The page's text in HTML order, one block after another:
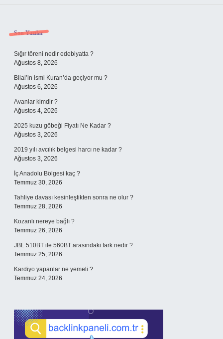
Sidebar
Son Yazılar
Sığır töreni nedir edebiyatta ?
Ağustos 8, 2026
Bilal’in ismi Kuran’da geçiyor mu ?
Ağustos 6, 2026
Avanlar kimdir ?
Ağustos 4, 2026
2025 kuzu göbeği Fiyatı Ne Kadar ?
Ağustos 3, 2026
2019 yılı avcılık belgesi harcı ne kadar ?
Ağustos 3, 2026
İç Anadolu Bölgesi kaç ?
Temmuz 30, 2026
Tahliye davası kesinleştikten sonra ne olur ?
Temmuz 28, 2026
Kozanlı nereye bağlı ?
Temmuz 26, 2026
JBL 510BT ile 560BT arasındaki fark nedir ?
Temmuz 25, 2026
Kardiyo yapanlar ne yemeli ?
Temmuz 24, 2026